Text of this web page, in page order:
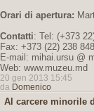
Orari di apertura:
Contatti: Tel: (+373
Fax: +373 (22) 238 848
E-mail: mihai.ursu @
Web: www.muzeu.md
20 gen 2013 15:45
da Domenico
Al carcere minorile